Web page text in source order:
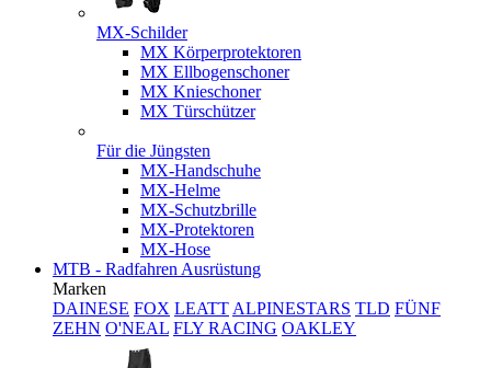
MX-Schilder
MX Körperprotektoren
MX Ellbogenschoner
MX Knieschoner
MX Türschützer
Für die Jüngsten
MX-Handschuhe
MX-Helme
MX-Schutzbrille
MX-Protektoren
MX-Hose
MTB - Radfahren Ausrüstung
Marken
DAINESE FOX LEATT ALPINESTARS TLD FÜNF
ZEHN O'NEAL FLY RACING OAKLEY